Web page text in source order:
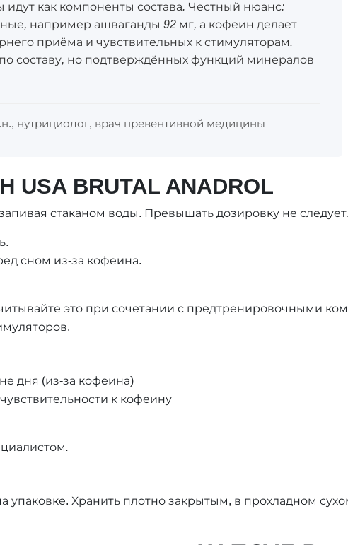
идут как компоненты состава. Честный нюанс:
например ашваганды 92 мг, а кофеин делает
приёма и чувствительных к стимуляторам.
составу, но подтверждённых функций минералов
нутрициолог, врач превентивной медицины
BRUTAL ANADROL
стаканом воды. Превышать дозировку не следует.
сном из-за кофеина.
это при сочетании с предтренировочными
дня (из-за кофеина)
к кофеину
упаковке. Хранить плотно закрытым, в прохладном